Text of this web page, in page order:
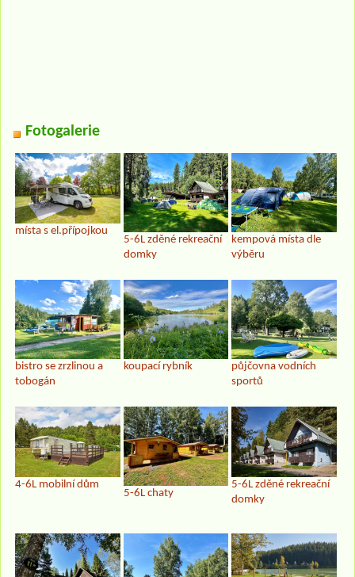
Fotogalerie
místa s el.přípojkou
5-6L zděné rekreační
domky
kempová místa dle
výběru
bistro se zrzlinou a
tobogán
koupací rybník
půjčovna vodních
sportů
4-6L mobilní dům
5-6L chaty
5-6L zděné rekreační
domky